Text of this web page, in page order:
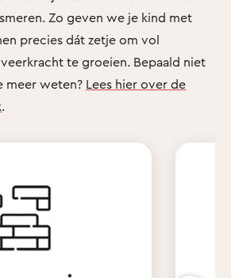
Zo geven we je kind met
precies dát zetje om vol
te groeien. Bepaald niet
meer weten? Lees hier over de
.